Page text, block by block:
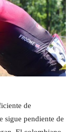
de
sigue pendiente de